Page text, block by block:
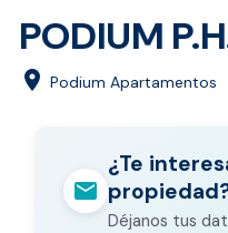
PODIUM
location_on Podium Apartamentos
mail
¿Te
Déjanos tus